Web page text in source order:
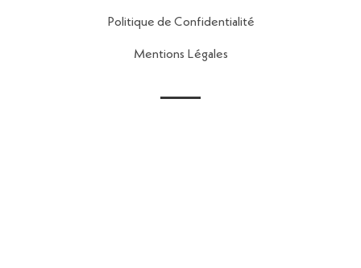
Politique de Confidentialité
Mentions Légales